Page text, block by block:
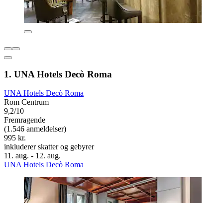
1. UNA Hotels Decò Roma
UNA Hotels Decò Roma
Rom Centrum
9,2/10
Fremragende
(1.546 anmeldelser)
995 kr.
inkluderer skatter og gebyrer
11. aug. - 12. aug.
UNA Hotels Decò Roma